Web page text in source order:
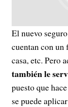
El nuevo
cuentan con un
casa, etc. Pero
también le
puesto que
se puede